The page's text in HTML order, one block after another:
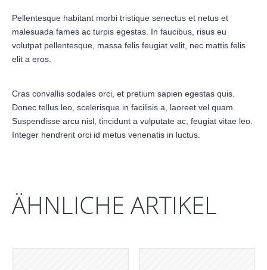
Pellentesque habitant morbi tristique senectus et netus et
malesuada fames ac turpis egestas. In faucibus, risus eu
volutpat pellentesque, massa felis feugiat velit, nec mattis felis
elit a eros.
Cras convallis sodales orci, et pretium sapien egestas quis.
Donec tellus leo, scelerisque in facilisis a, laoreet vel quam.
Suspendisse arcu nisl, tincidunt a vulputate ac, feugiat vitae leo.
Integer hendrerit orci id metus venenatis in luctus.
ÄHNLICHE ARTIKEL